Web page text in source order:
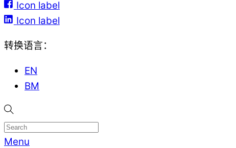
Icon label
Icon label
转换语言：
EN
BM
Menu